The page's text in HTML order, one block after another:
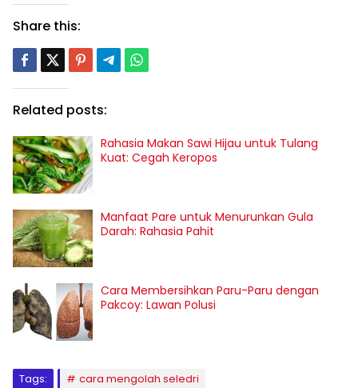
Share this:
Related posts:
Rahasia Makan Sawi Hijau untuk Tulang
Kuat: Cegah Keropos
Manfaat Pare untuk Menurunkan Gula
Darah: Rahasia Pahit
Cara Membersihkan Paru-Paru dengan
Pakcoy: Lawan Polusi
Tags:
cara mengolah seledri